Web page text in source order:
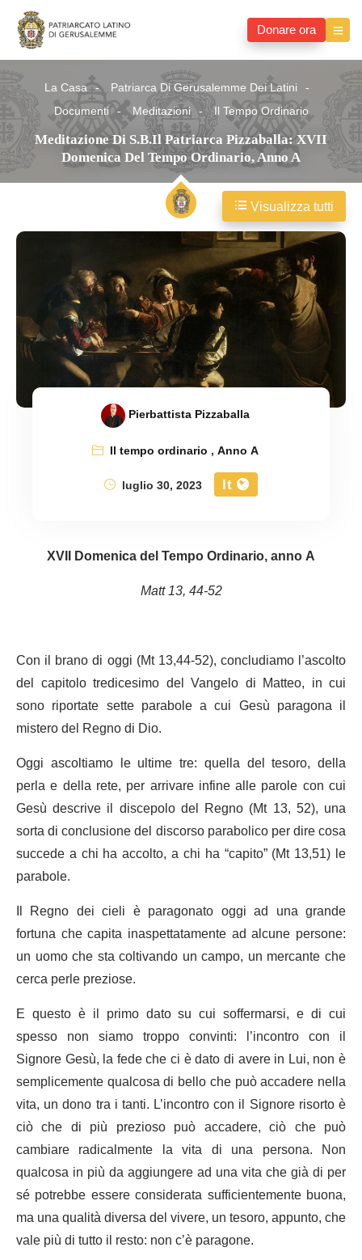
Donare ora
La Casa
Patriarca Di Gerusalemme Dei Latini
Documenti
Meditazioni Il Tempo Ordinario
Meditazione Di S.B.il Patriarca Pizzaballa: XVII
Domenica Del Tempo Ordinario, Anno A
Pierbattista Pizzaballa
Il tempo ordinario ,Anno A
luglio 30, 2023
It
XVII Domenica del Tempo Ordinario, anno A
Matt 13, 44-52
Con il brano di oggi (Mt 13,44-52), concludiamo l’ascolto
del capitolo tredicesimo del Vangelo di Matteo, in cui
sono riportate sette parabole a cui Gesù paragona il
mistero del Regno di Dio.
Oggi ascoltiamo le ultime tre: quella del tesoro, della
perla e della rete, per arrivare infine alle parole con cui
Gesù descrive il discepolo del Regno (Mt 13, 52), una
sorta di conclusione del discorso parabolico per dire cosa
succede a chi ha accolto, a chi ha “capito” (Mt 13,51) le
parabole.
Il Regno dei cieli è paragonato oggi ad una grande
fortuna che capita inaspettatamente ad alcune persone:
un uomo che sta coltivando un campo, un mercante che
cerca perle preziose.
E questo è il primo dato su cui soffermarsi, e di cui
spesso non siamo troppo convinti: l’incontro con il
Signore Gesù, la fede che ci è dato di avere in Lui, non è
semplicemente qualcosa di bello che può accadere nella
vita, un dono tra i tanti. L’incontro con il Signore risorto è
ciò che di più prezioso può accadere, ciò che può
cambiare radicalmente la vita di una persona. Non
qualcosa in più da aggiungere ad una vita che già di per
sé potrebbe essere considerata sufficientemente buona,
ma una qualità diversa del vivere, un tesoro, appunto, che
vale più di tutto il resto: non c’è paragone.
Visualizza tutti